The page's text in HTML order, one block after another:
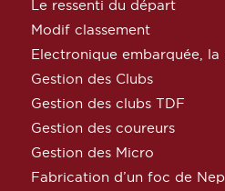
Le ressenti du départ
Modif classement
Electronique embarquée,
Gestion des Clubs
Gestion des clubs TDF
Gestion des coureurs
Gestion des Micro
Fabrication d’un foc de